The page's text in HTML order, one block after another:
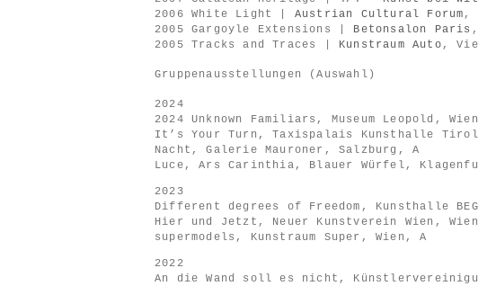
2006 White Light | Austrian Cultural Forum ,
2005 Gargoyle Extensions | Betonsalon Paris
2005 Tracks and Traces | Kunstraum Auto ,
Gruppenausstellungen (Auswahl)
2024
2024 Unknown Familiars, Museum Leopold,
It’s Your Turn, Taxispalais Kunsthalle
Nacht, Galerie Mauroner, Salzburg, A
Luce, Ars Carinthia, Blauer Würfel,
2023
Different degrees of Freedom, Kunsthalle
Hier und Jetzt, Neuer Kunstverein Wien,
supermodels, Kunstraum Super, Wien, A
2022
An die Wand soll es nicht,